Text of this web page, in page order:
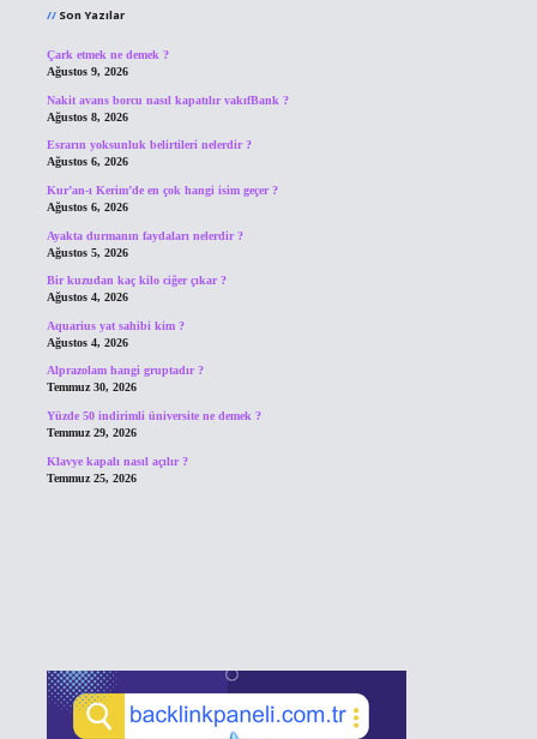
Son Yazılar
Çark etmek ne demek ?
Ağustos 9, 2026
Nakit avans borcu nasıl kapatılır vakıfBank ?
Ağustos 8, 2026
Esrarın yoksunluk belirtileri nelerdir ?
Ağustos 6, 2026
Kur’an-ı Kerim’de en çok hangi isim geçer ?
Ağustos 6, 2026
Ayakta durmanın faydaları nelerdir ?
Ağustos 5, 2026
Bir kuzudan kaç kilo ciğer çıkar ?
Ağustos 4, 2026
Aquarius yat sahibi kim ?
Ağustos 4, 2026
Alprazolam hangi gruptadır ?
Temmuz 30, 2026
Yüzde 50 indirimli üniversite ne demek ?
Temmuz 29, 2026
Klavye kapalı nasıl açılır ?
Temmuz 25, 2026